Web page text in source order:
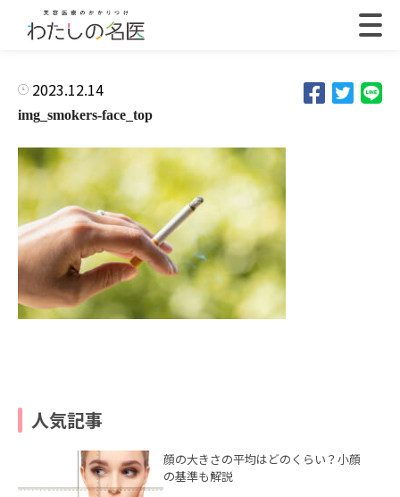
2023.12.14
img_smokers-face_top
人気記事
顔の大きさの平均はどのくらい？小顔
の基準も解説